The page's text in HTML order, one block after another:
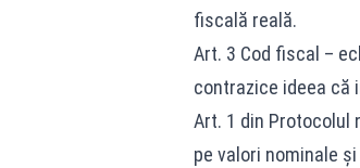
fiscală reală.
Art. 3 Cod fiscal –
contrazice ideea că
Art. 1 din Protocolul
pe valori nominale